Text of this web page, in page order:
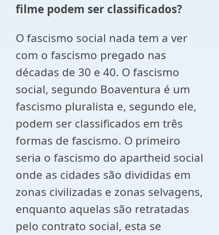
filme podem ser classificados?
O fascismo social nada tem a ver
com o fascismo pregado nas
décadas de 30 e 40. O fascismo
social, segundo Boaventura é um
fascismo pluralista e, segundo ele,
podem ser classificados em três
formas de fascismo. O primeiro
seria o fascismo do apartheid social
onde as cidades são divididas em
zonas civilizadas e zonas selvagens,
enquanto aquelas são retratadas
pelo contrato social, esta se